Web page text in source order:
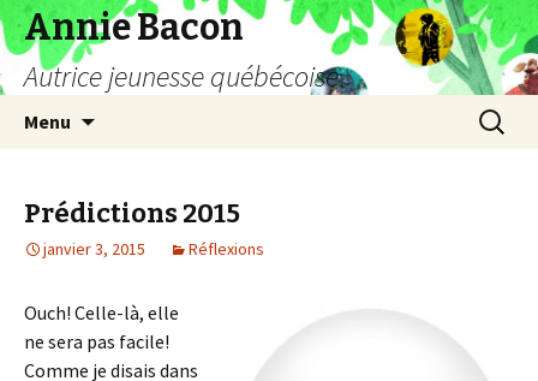
Annie Bacon
Autrice jeunesse québécoise
Menu
Prédictions 2015
janvier 3, 2015 Réflexions
Ouch! Celle-là, elle
ne sera pas facile!
Comme je disais dans